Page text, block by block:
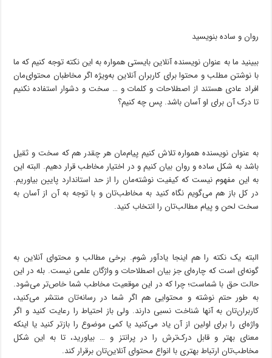
روان و ساده بنویسید
ببینید ما به عنوان نویسنده آنلاین بایستی همواره به این نکته توجه کنیم که ما
با نوشتن مطلب و محتوا برای کاربران آنلاین به‌ویژه اگر مخاطبان محتوای‌مان
افراد عادی هستند از اصطلاحات و کلمات و … سخت و دشوار استفاده نکنیم
تا درک آن برای او آسان باشد. پس چه کنیم؟
به عنوان نویسنده همواره تلاش کنیم پیام‌مان هر چقدر هم که سخت و ثقیل
باشد به شکل ساده و روان بیان کنیم و در اختیار مخاطب قرار دهیم. البته این
به این مفهوم نیست که کیفیت نوشته‌مان را از حد استاندارد پایین بیاوریم.
در کل باز هم می‌گویم نگاه کنید به مخاطب‌تان و با توجه به آن از آسان به
سخت لحن و پیام‌ مطالب‌تان را انتخاب کنید.
البته یک نکته را هم اینجا یادآور شوم. برخی مطالب و محتوای آنلاین به
گونه‌ای است که چاره‌ای جز بیان اصطلاحات و واژگان علمی نیست. بله در این
حالت حق با شماست؛ چرا که در این موقعیت مخاطب شما خاص‌تر می‌شود.
به طور حتم نوشته و محتوایی هم اگر شما در رسانه‌تان منتشر می‌کنید،
کاربران‌تان به آنها شناخت نسبی دارند. ولی باز احتیاط را رعایت کنید و اگر
واژه‌ای را برای اولین از آن یاد می‌کنید یا کمی موضوع را بازتر کنید یا اینکه
معنای بهتر و قابل درک‌ترش را در پرانتز و … بیاورید، تا به این شکل
مخاطب‌تان ارتباط بهتری با انواع محتوای آنلاین‌تان برقرار کند.